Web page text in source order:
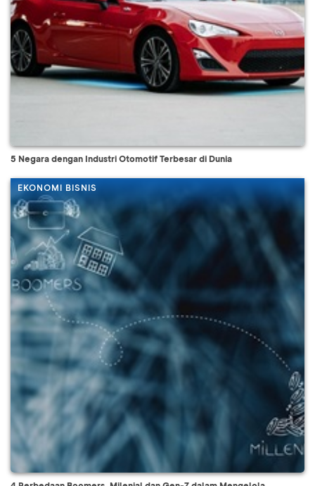
5 Negara dengan Industri Otomotif Terbesar di Dunia
EKONOMI BISNIS